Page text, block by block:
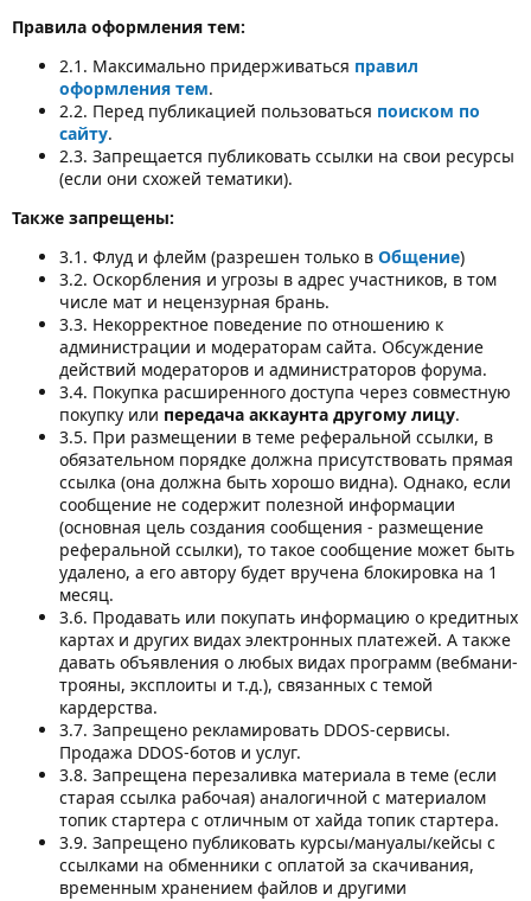
Правила оформления тем:
2.1. Максимально придерживаться правил
оформления тем.
2.2. Перед публикацией пользоваться поиском по
сайту.
2.3. Запрещается публиковать ссылки на свои ресурсы
(если они схожей тематики).
Также запрещены:
3.1. Флуд и флейм (разрешен только в Общение)
3.2. Оскорбления и угрозы в адрес участников, в том
числе мат и нецензурная брань.
3.3. Некорректное поведение по отношению к
администрации и модераторам сайта. Обсуждение
действий модераторов и администраторов форума.
3.4. Покупка расширенного доступа через совместную
покупку или передача аккаунта другому лицу.
3.5. При размещении в теме реферальной ссылки, в
обязательном порядке должна присутствовать прямая
ссылка (она должна быть хорошо видна). Однако, если
сообщение не содержит полезной информации
(основная цель создания сообщения - размещение
реферальной ссылки), то такое сообщение может быть
удалено, а его автору будет вручена блокировка на 1
месяц.
3.6. Продавать или покупать информацию о кредитных
картах и других видах электронных платежей. А также
давать объявления о любых видах программ (вебмани-
трояны, эксплоиты и т.д.), связанных с темой
кардерства.
3.7. Запрещено рекламировать DDOS-сервисы.
Продажа DDOS-ботов и услуг.
3.8. Запрещена перезаливка материала в теме (если
старая ссылка рабочая) аналогичной с материалом
топик стартера с отличным от хайда топик стартера.
3.9. Запрещено публиковать курсы/мануалы/кейсы с
ссылками на обменники с оплатой за скачивания,
временным хранением файлов и другими